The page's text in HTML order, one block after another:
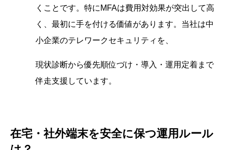
くことです。特にMFAは費用対効果が突出して高
く、最初に手を付ける価値があります。当社は中
小企業のテレワークセキュリティを、
現状診断から優先順位づけ・導入・運用定着まで
伴走支援しています。
在宅・社外端末を安全に保つ運用ルール